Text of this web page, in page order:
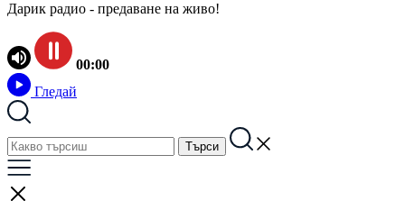
Дарик радио - предаване на живо!
00:00
Гледай